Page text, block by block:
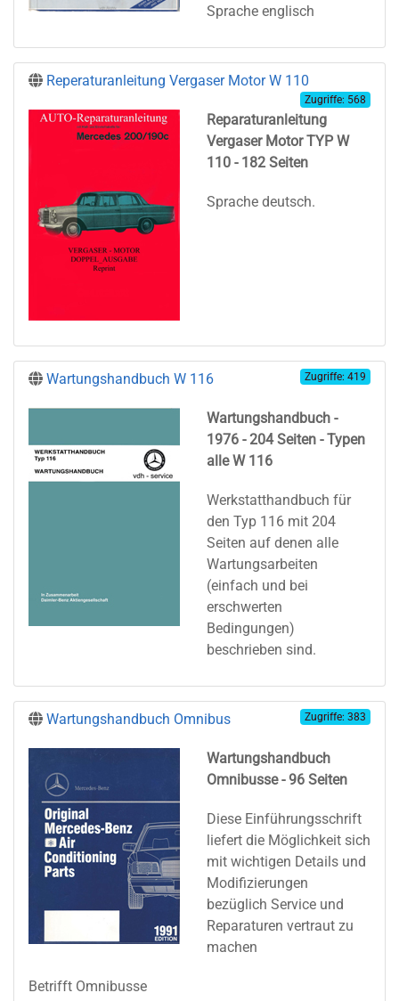
Sprache englisch
Reperaturanleitung Vergaser Motor W 110
Zugriffe: 568
Reparaturanleitung
Vergaser Motor TYP W
110 - 182 Seiten
Sprache deutsch.
Wartungshandbuch W 116 Zugriffe: 419
Wartungshandbuch -
1976 - 204 Seiten - Typen
alle W 116
Werkstatthandbuch für
den Typ 116 mit 204
Seiten auf denen alle
Wartungsarbeiten
(einfach und bei
erschwerten
Bedingungen)
beschrieben sind.
Wartungshandbuch Omnibus Zugriffe: 383
Wartungshandbuch
Omnibusse - 96 Seiten
Diese Einführungsschrift
liefert die Möglichkeit sich
mit wichtigen Details und
Modifizierungen
bezüglich Service und
Reparaturen vertraut zu
machen
Betrifft Omnibusse